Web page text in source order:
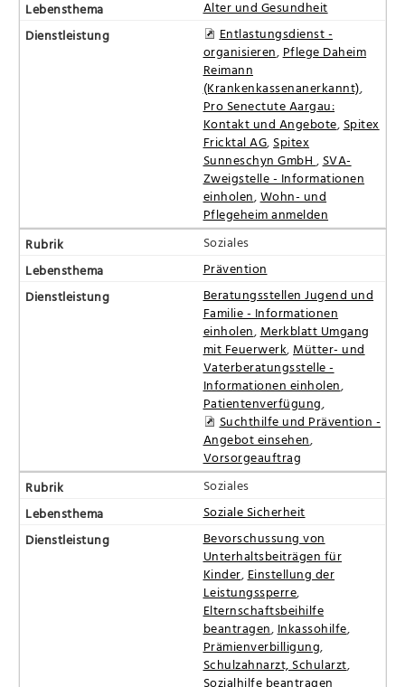
Alter und Gesundheit
Entlastungsdienst -
organisieren, Pflege Daheim
Reimann
(Krankenkassenanerkannt),
Pro Senectute Aargau:
Kontakt und Angebote, Spitex
Fricktal AG, Spitex
Sunneschyn GmbH , SVA-
Zweigstelle - Informationen
einholen,Wohn- und
Pflegeheim anmelden
Soziales
Prävention
Beratungsstellen Jugend und
Familie - Informationen
einholen, Merkblatt Umgang
mit Feuerwerk, Mütter- und
Vaterberatungsstelle -
Informationen einholen,
Patientenverfügung,
Suchthilfe und Prävention -
Angebot einsehen,
Vorsorgeauftrag
Soziales
Soziale Sicherheit
Bevorschussung von
Unterhaltsbeiträgen für
Kinder, Einstellung der
Leistungssperre,
Elternschaftsbeihilfe
beantragen, Inkassohilfe,
Prämienverbilligung,
Schulzahnarzt, Schularzt,
Sozialhilfe beantragen